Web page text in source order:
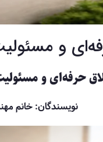
و
حرفه‌ای و
نویسندگان: خانم